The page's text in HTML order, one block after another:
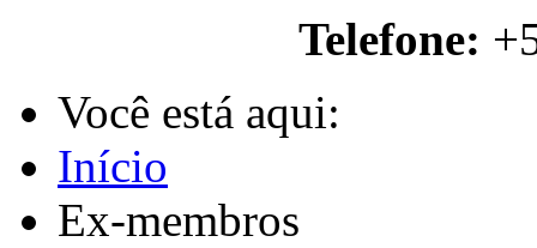
Telefone:
Você está aqui:
Início
Ex-membros